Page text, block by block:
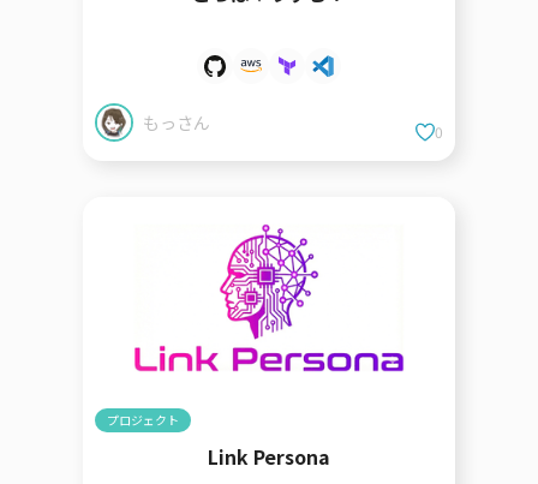
もっさん 0
プロジェクト
Link Persona